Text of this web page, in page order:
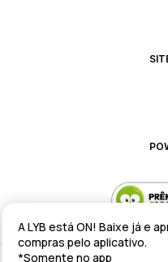
A LYB está ON! Baixe já e
compras pelo aplicativo.
*Somente no app